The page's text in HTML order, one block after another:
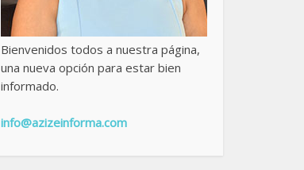
Bienvenidos todos a nuestra página,
una nueva opción para estar bien
informado.
info@azizeinforma.com